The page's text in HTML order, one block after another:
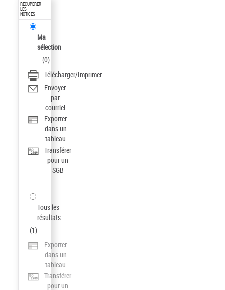
RÉCUPÉRER
LES
NOTICES
Ma
sélection
(0)
Télécharger/Imprimer
Envoyer
par
courriel
Exporter
dans un
tableau
Transférer
pour un
SGB
Tous les
résultats
(1)
Exporter
dans un
tableau
Transférer
pour un